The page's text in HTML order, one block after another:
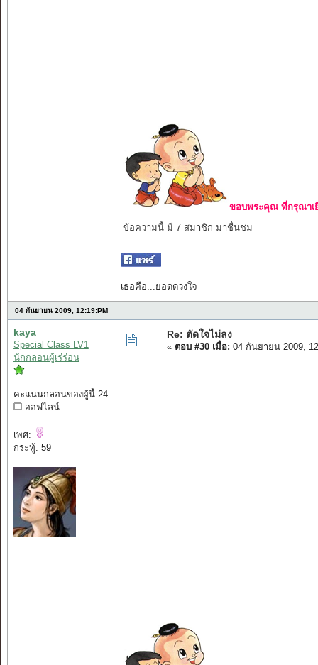
ขอบพระคุณ ที่กรุณาเ
ข้อความนี้ มี 7 สมาชิก มาชื่นชม
เธอคือ...ยอดดวงใจ
04 กันยายน 2009, 12:19:PM
kaya
Special Class LV1
นักกลอนผู้เร่ร่อน
คะแนนกลอนของผู้นี้ 24
ออฟไลน์
เพศ:
กระทู้: 59
Re: ตัดใจไม่ลง
« ตอบ #30 เมื่อ: 04 กันยายน 2009,